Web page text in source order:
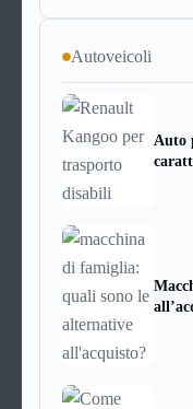
Autoveicoli
Auto